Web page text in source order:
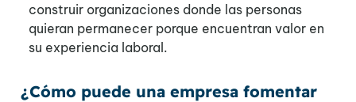
construir organizaciones donde las personas
quieran permanecer porque encuentran valor en
su experiencia laboral.
¿Cómo puede una empresa fomentar